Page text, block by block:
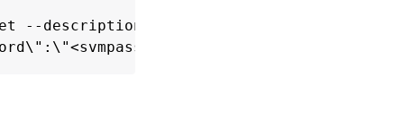
--description "Trident CSI credentials"\